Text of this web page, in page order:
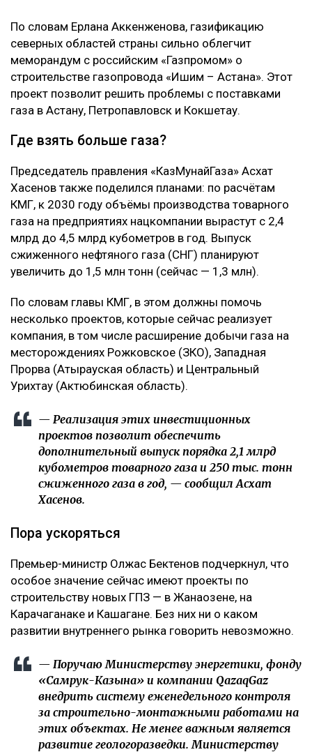
По словам Ерлана Аккенженова, газификацию
северных областей страны сильно облегчит
меморандум с российским «Газпромом» о
строительстве газопровода «Ишим – Астана». Этот
проект позволит решить проблемы с поставками
газа в Астану, Петропавловск и Кокшетау.
Где взять больше газа?
Председатель правления «КазМунайГаза» Асхат
Хасенов также поделился планами: по расчётам
КМГ, к 2030 году объёмы производства товарного
газа на предприятиях нацкомпании вырастут с 2,4
млрд до 4,5 млрд кубометров в год. Выпуск
сжиженного нефтяного газа (СНГ) планируют
увеличить до 1,5 млн тонн (сейчас — 1,3 млн).
По словам главы КМГ, в этом должны помочь
несколько проектов, которые сейчас реализует
компания, в том числе расширение добычи газа на
месторождениях Рожковское (ЗКО), Западная
Прорва (Атырауская область) и Центральный
Урихтау (Актюбинская область).
— Реализация этих инвестиционных
проектов позволит обеспечить
дополнительный выпуск порядка 2,1 млрд
кубометров товарного газа и 250 тыс. тонн
сжиженного газа в год, — сообщил Асхат
Хасенов.
Пора ускоряться
Премьер-министр Олжас Бектенов подчеркнул, что
особое значение сейчас имеют проекты по
строительству новых ГПЗ — в Жанаозене, на
Карачаганаке и Кашагане. Без них ни о каком
развитии внутреннего рынка говорить невозможно.
— Поручаю Министерству энергетики, фонду
«Самрук-Казына» и компании QazaqGaz
внедрить систему еженедельного контроля
за строительно-монтажными работами на
этих объектах. Не менее важным является
развитие геологоразведки. Министерству